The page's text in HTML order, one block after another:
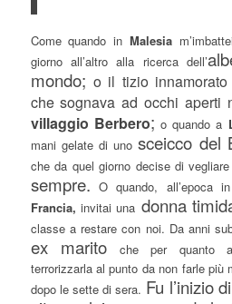
Come quando in Malesia
giorno all’altro alla ricerca dell’
mondo; o il tizio
che sognava ad occhi aperti
villaggio Berbero; o quando a
mani gelate di unosceicco del
che da quel giorno decise di
sempre. O quando, all’epoca
Francia, invitai una donna
classe a restare con noi. Da anni
ex marito che per quanto
terrorizzarla al punto da non farle più
dopo le sette di sera. Fu l’inizio